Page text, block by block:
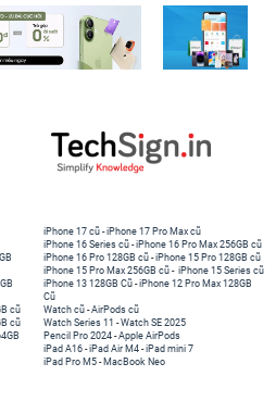
iPhone 17 cũ -iPhone 17 Pro Max cũ
iPhone 16 Series cũ - iPhone 16 Pro Max 256GB cũ
iPhone 16 Pro 128GB cũ -iPhone 15 Pro 128GB cũ
iPhone 15 Pro Max 256GB cũ - iPhone 15 Series cũ
cũ
cũ
iPhone 13 128GB Cũ -iPhone 12 Pro Max 128GB
Cũ
Watch cũ -AirPods cũ
Watch Series 11 -Watch SE 2025
Pencil Pro 2024 -Apple AirPods
iPad A16 -iPad Air M4 -iPad mini 7
iPad Pro M5 - MacBook Neo